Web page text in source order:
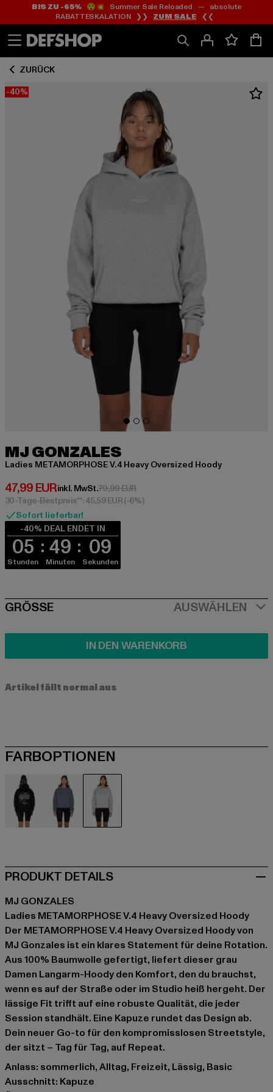
Zum
Inhalt
springen
Zum
Fußzeile
springen
BIS ZU -65%😲💥 Summer Sale Reloaded — absolute
RABATTESKALATION ❯❯ ZUM SALE ❮❮
ZURÜCK
-40%
MJ GONZALES
Ladies METAMORPHOSE V.4 Heavy Oversized Hoody
47,99 EUR
Derzeitiger Preis: 47,99 EUR
inkl. MwSt.79,99 EURAktionspreis: 79,99 EUR
30-Tage-Bestpreis**: 45,59 EUR(-6%)
Sofort lieferbar!
-40% DEAL ENDET IN
05
Stunden
49
Minuten
09
Sekunden
SIZE
GRÖSSE AUSWÄHLEN
IN DEN WARENKORB
Artikel fällt normal aus
FARBOPTIONEN
PRODUKT DETAILS
MJ GONZALES
Ladies METAMORPHOSE V.4 Heavy Oversized Hoody
Der METAMORPHOSE V.4 Heavy Oversized Hoody von
MJ Gonzales ist ein klares Statement für deine Rotation.
Aus 100% Baumwolle gefertigt, liefert dieser grau
Damen Langarm-Hoody den Komfort, den du brauchst,
wenn es auf der Straße oder im Studio heiß hergeht. Der
lässige Fit trifft auf eine robuste Qualität, die jeder
Session standhält. Eine Kapuze rundet das Design ab.
Dein neuer Go-to für den kompromisslosen Streetstyle,
der sitzt – Tag für Tag, auf Repeat.
Anlass: sommerlich, Alltag, Freizeit, Lässig, Basic
Ausschnitt: Kapuze